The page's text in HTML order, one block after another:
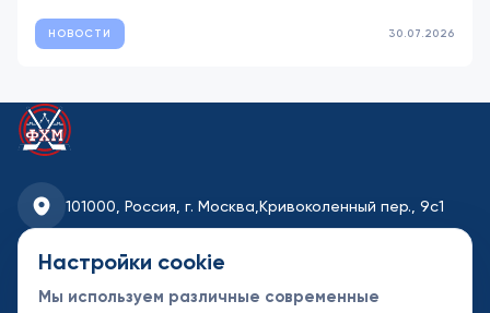
НОВОСТИ 30.07.2026
101000, Россия, г. Москва, Кривоколенный пер., 9с1
fhmoscow@mail.ru
8-495-621-35-95
Настройки cookie
Мы используем различные современные